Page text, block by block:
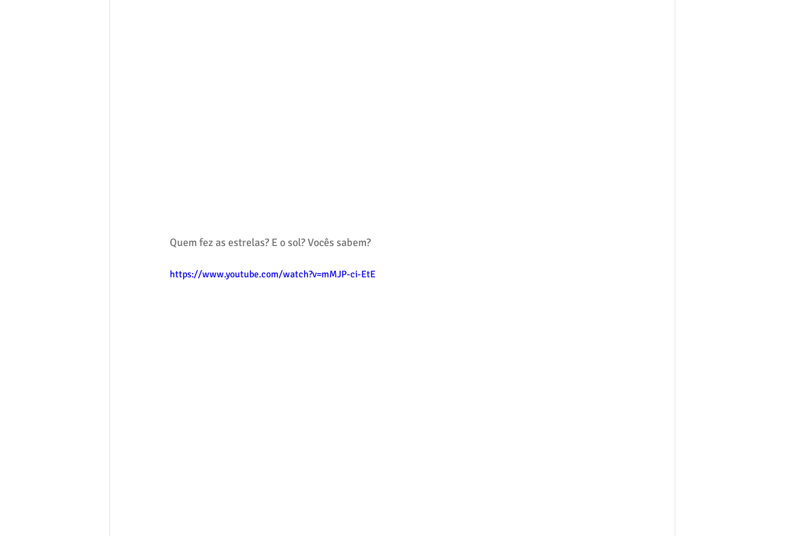
Quem fez as estrelas? E o sol? Vocês sabem?
https://www.youtube.com/watch?v=mMJP-ci-EtE